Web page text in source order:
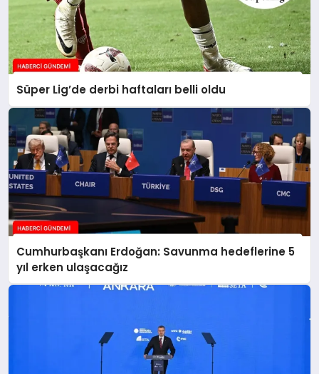
Süper Lig’de derbi haftaları belli oldu
Cumhurbaşkanı Erdoğan: Savunma hedeflerine 5
yıl erken ulaşacağız